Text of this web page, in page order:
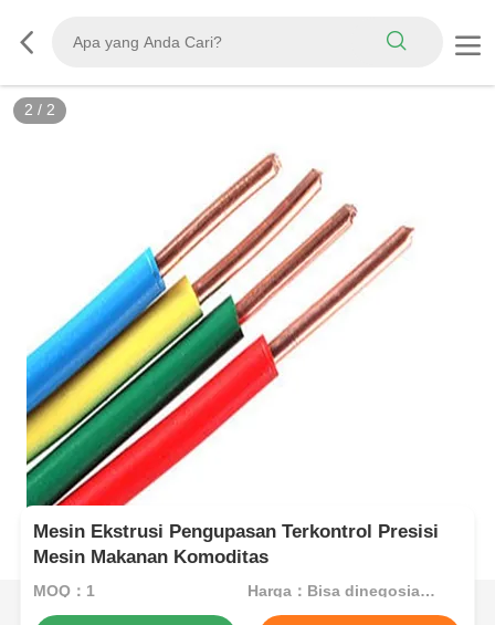
2 / 2
Mesin Ekstrusi Pengupasan Terkontrol Presisi
Mesin Makanan Komoditas
MOQ：1 Harga：Bisa dinegosiasikan